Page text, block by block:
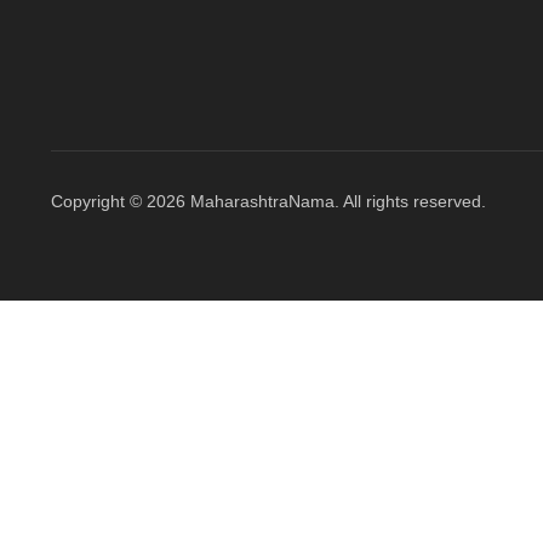
Copyright © 2026 MaharashtraNama. All rights reserved.